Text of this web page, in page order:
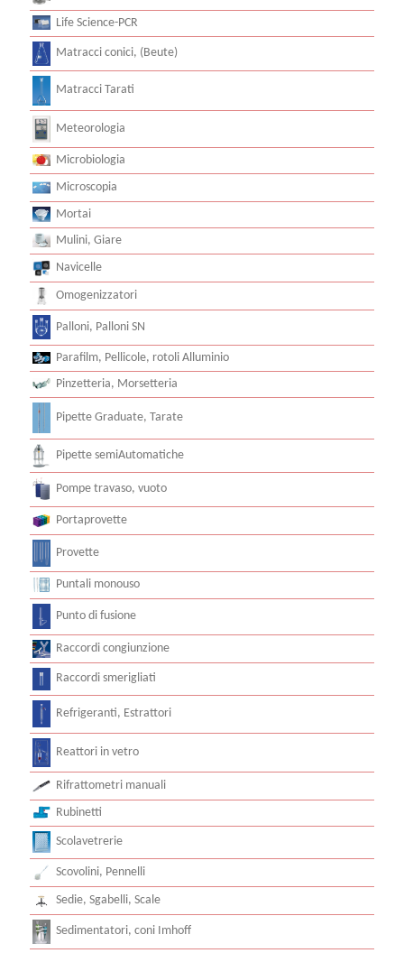
Life Science-PCR
Matracci conici, (Beute)
Matracci Tarati
Meteorologia
Microbiologia
Microscopia
Mortai
Mulini, Giare
Navicelle
Omogenizzatori
Palloni, Palloni SN
Parafilm, Pellicole, rotoli Alluminio
Pinzetteria, Morsetteria
Pipette Graduate, Tarate
Pipette semiAutomatiche
Pompe travaso, vuoto
Portaprovette
Provette
Puntali monouso
Punto di fusione
Raccordi congiunzione
Raccordi smerigliati
Refrigeranti, Estrattori
Reattori in vetro
Rifrattometri manuali
Rubinetti
Scolavetrerie
Scovolini, Pennelli
Sedie, Sgabelli, Scale
Sedimentatori, coni Imhoff